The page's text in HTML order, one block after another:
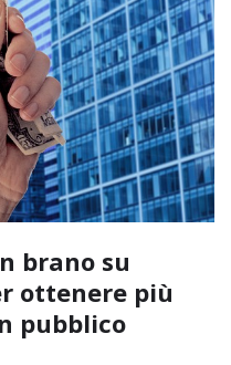
brano su
ottenere più
pubblico